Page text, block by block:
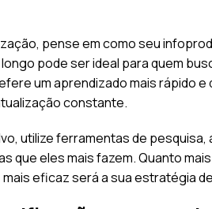
pense em como seu
pode ser ideal para quem
um aprendizado mais rápido
constante.
utilize ferramentas de
que eles mais fazem. Quanto
eficaz será a sua estratégia